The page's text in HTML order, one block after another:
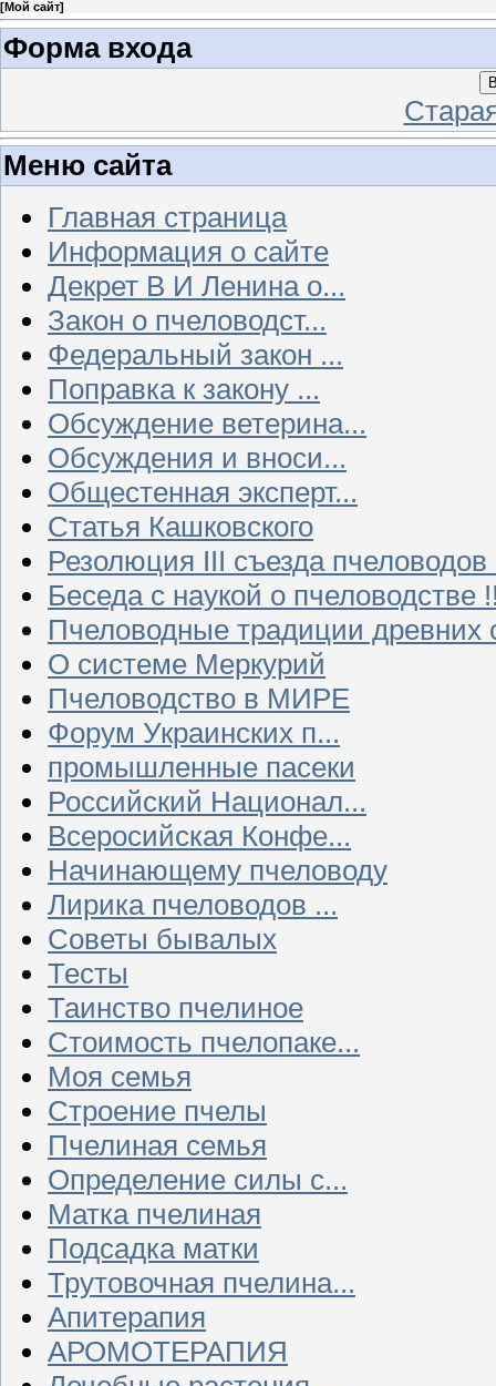
[Мой сайт]
Форма входа
Меню сайта
Главная страница
Информация о сайте
Декрет В И Ленина о...
Закон о пчеловодст...
Федеральный закон ...
Поправка к закону ...
Обсуждение ветерина...
Обсуждения и вноси...
Общестенная эксперт...
Статья Кашковского
Резолюция III съезда
Беседа с наукой о пчеловодстве
Пчеловодные традиции древних
О системе Меркурий
Пчеловодство в МИРЕ
Форум Украинских п...
промышленные пасеки
Российский Национал...
Всеросийская Конфе...
Начинающему пчеловоду
Лирика пчеловодов ...
Советы бывалых
Тесты
Таинство пчелиное
Стоимость пчелопаке...
Моя семья
Строение пчелы
Пчелиная семья
Определение силы с...
Матка пчелиная
Подсадка матки
Трутовочная пчелина...
Апитерапия
АРОМОТЕРАПИЯ